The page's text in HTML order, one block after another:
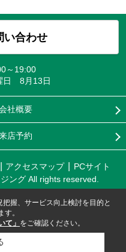
い合わせ
～19:00
日 8月13日
社概要
店予約
アクセスマップ
PCサイト
ング All rights reserved.
握、サービス向上検討を目的と
。
て」 をご確認ください。